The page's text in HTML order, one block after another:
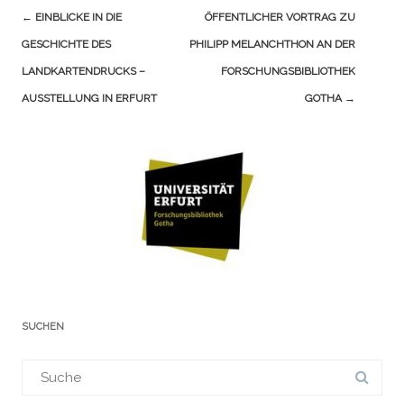
Navigation
(Beiträge)
← EINBLICKE IN DIE
GESCHICHTE DES
LANDKARTENDRUCKS –
AUSSTELLUNG IN ERFURT
ÖFFENTLICHER VORTRAG ZU
PHILIPP MELANCHTHON AN DER
FORSCHUNGSBIBLIOTHEK
GOTHA →
SUCHEN
für: